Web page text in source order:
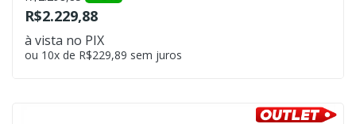
R$2.229,88
à vista no PIX
ou 10x de R$229,89 sem juros